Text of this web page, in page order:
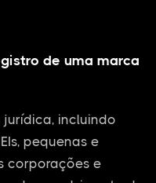
de uma marca
incluindo
pequenas e
corporações e